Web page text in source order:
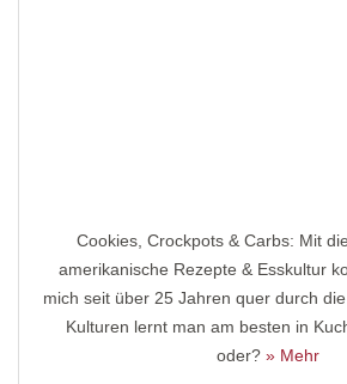
Cookies, Crockpots & Carbs: Mit
amerikanische Rezepte & Esskultur
mich seit über 25 Jahren quer durch
Kulturen lernt man am besten in
oder? » Mehr